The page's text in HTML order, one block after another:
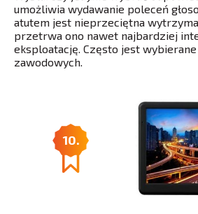
umożliwia wydawanie poleceń
atutem jest nieprzeciętna
przetrwa ono nawet najbardziej
eksploatację. Często jest
zawodowych.
10.